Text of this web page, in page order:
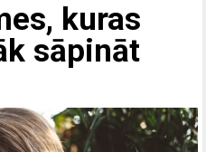
kuras
sāpināt